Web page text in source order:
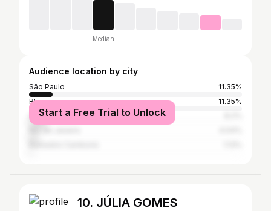
Median
Audience location by city
São Paulo
11.35%
Blumenau
11.35%
Gaspar
Start a Free Trial to Unlock
10. JÚLIA GOMES